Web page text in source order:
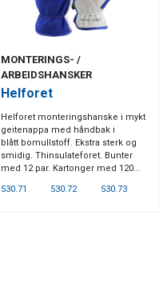
MONTERINGS- /
ARBEIDSHANSKER
Helforet
Helforet monteringshanske i mykt
geitenappa med håndbak i
blått bomullstoff. Ekstra sterk og
smidig. Thinsulateforet. Bunter
med 12 par. Kartonger med 120...
530.71
530.72 530.73